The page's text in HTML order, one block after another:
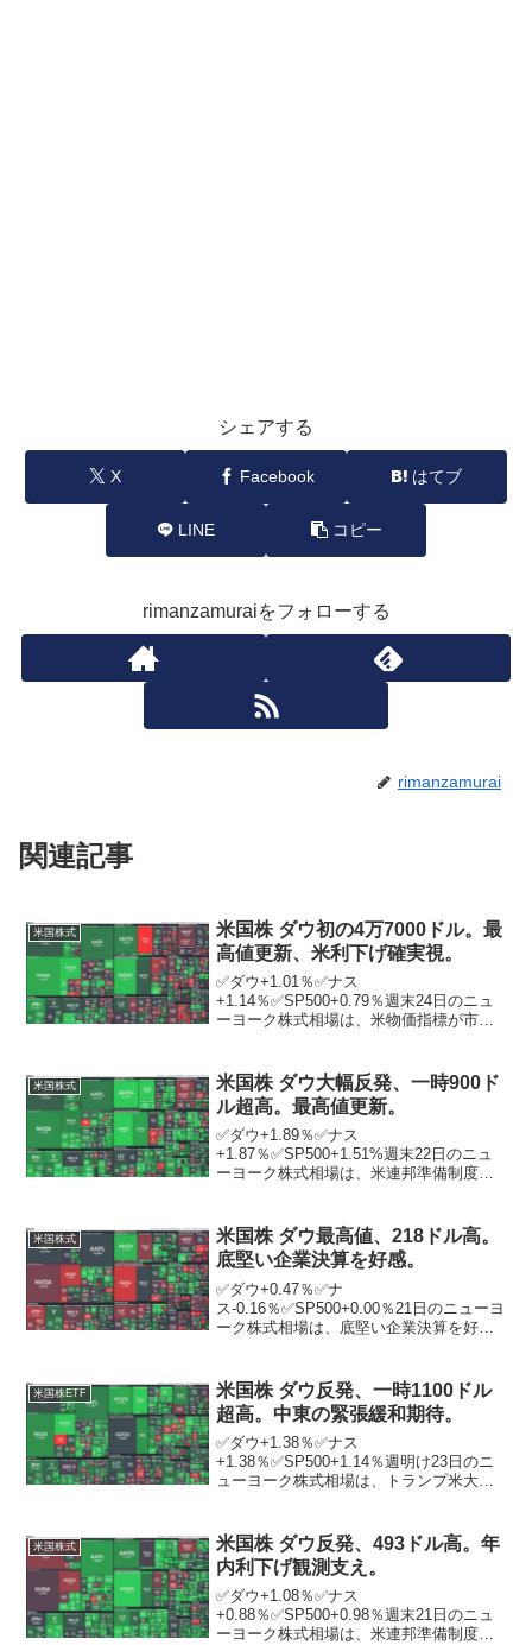
シェアする
X Facebook はてブ
LINE コピー
rimanzamuraiをフォローする
rimanzamurai
関連記事
米国株式
米国株 ダウ初の4万7000ドル。最
高値更新、米利下げ確実視。
✅ダウ+1.01％✅ナス
+1.14％✅SP500+0.79％週末24日のニュ
ーヨーク株式相場は、米物価指標が市場
る中、続伸。ダウは、史上最高値を更新
して取引を終了。終値と...
米国株式
米国株 ダウ大幅反発、一時900ド
ル超高。最高値更新。
✅ダウ+1.89％✅ナス
+1.87％✅SP500+1.51%週末22日のニュ
ーヨーク株式相場は、米連邦準備制度理
発。優良株で構成するダウ工業株30種平
均は前日終値比8...
米国株式
米国株 ダウ最高値、218ドル高。
底堅い企業決算を好感。
✅ダウ+0.47％✅ナ
ス-0.16％✅SP500+0.00％21日のニューヨ
ーク株式相場は、底堅い企業決算を好感
万株増の10億6078万株。米工業・事務製
品大手ス...
米国株ETF
米国株 ダウ反発、一時1100ドル
超高。中東の緊張緩和期待。
✅ダウ+1.38％✅ナス
+1.38％✅SP500+1.14％週明け23日のニ
ューヨーク株式相場は、トランプ米大統
り、4営業日ぶりに大幅反発。るダウは一
時は1100ドル超...
米国株式
米国株 ダウ反発、493ドル高。年
内利下げ観測支え。
✅ダウ+1.08％✅ナス
+0.88％✅SP500+0.98％週末21日のニュ
ーヨーク株式相場は、米連邦準備制度理